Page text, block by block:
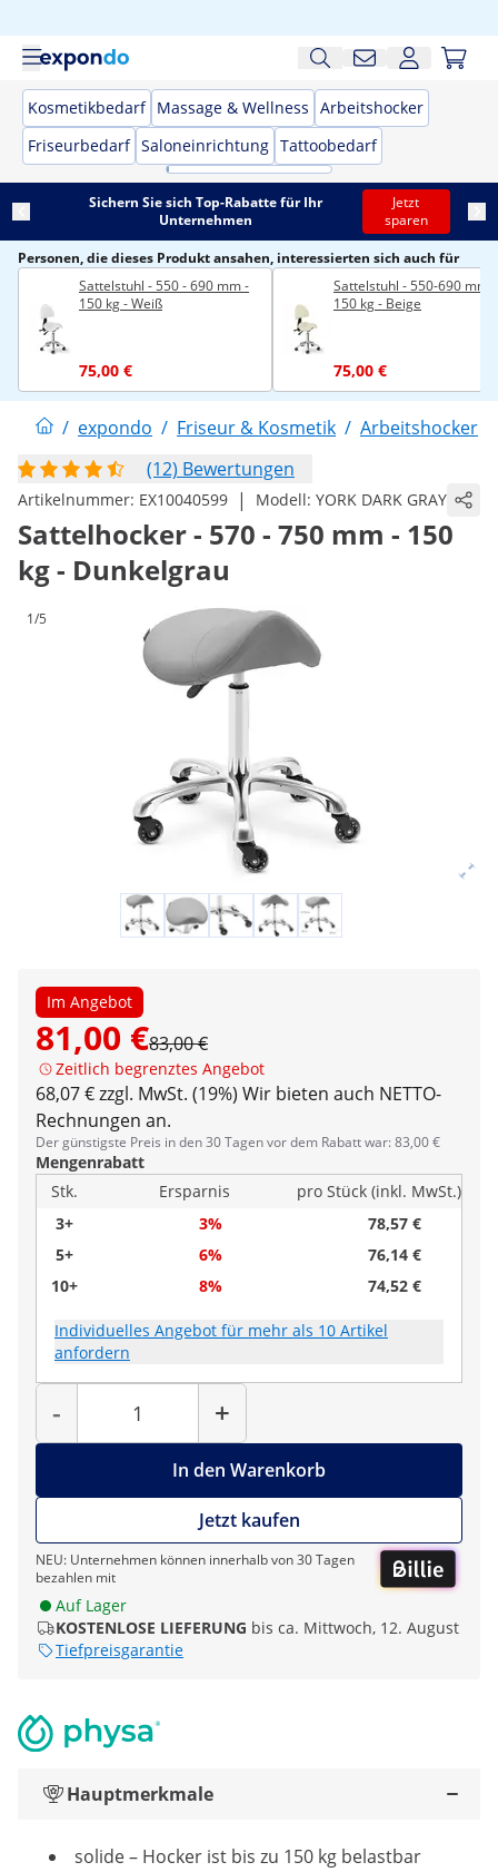
Kosmetikbedarf Massage & Wellness Arbeitshocker
Friseurbedarf Saloneinrichtung Tattoobedarf
Sichern Sie sich Top-Rabatte für Ihr
Unternehmen
Jetzt
sparen
Personen, die dieses Produkt ansahen, interessierten sich auch für
Sattelstuhl - 550 - 690 mm -
150 kg - Weiß
75,00 €
Sattelstuhl - 550-690 mm -
150 kg - Beige
75,00 €
/ expondo / Friseur & Kosmetik / Arbeitshocker
(12) Bewertungen
Artikelnummer: EX10040599 | Modell: YORK DARK GRAY
Sattelhocker - 570 - 750 mm - 150
kg - Dunkelgrau
1/5
Im Angebot
81,00 €83,00 €
Zeitlich begrenztes Angebot
68,07 € zzgl. MwSt. (19%) Wir bieten auch NETTO-
Rechnungen an.
Der günstigste Preis in den 30 Tagen vor dem Rabatt war: 83,00 €
Mengenrabatt
Stk.
Ersparnis
pro Stück (inkl. MwSt.)
3+
3%
78,57 €
5+
6%
76,14 €
10+
8% 74,52 €
Individuelles Angebot für mehr als 10 Artikel
anfordern
-
Menge
+
In den Warenkorb
Jetzt kaufen
NEU: Unternehmen können innerhalb von 30 Tagen
bezahlen mit
Auf Lager
KOSTENLOSE LIEFERUNG bis ca. Mittwoch, 12. August
Tiefpreisgarantie
Hauptmerkmale
solide – Hocker ist bis zu 150 kg belastbar